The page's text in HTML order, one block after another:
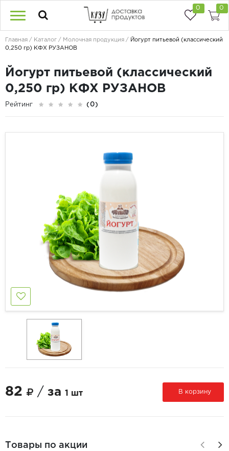
0 0
Главная Каталог Молочная продукция
Йогурт питьевой (классический
0,250 гр) КФХ РУЗАНОВ
Йогурт питьевой (классический
0,250 гр) КФХ РУЗАНОВ
Рейтинг (0)
82 / за 1 шт В корзину
Товары по акции